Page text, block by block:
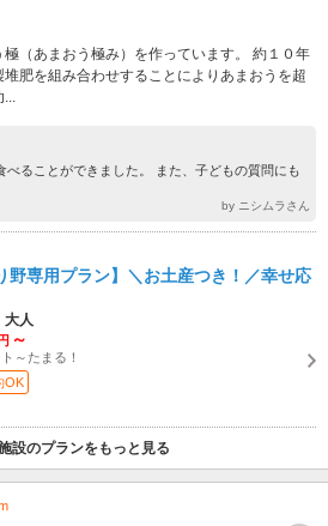
（あまおう極み）を作っています。 約１０年
肥を組み合わせすることによりあまおうを超
...
べることができました。 また、子どもの質問にも
by ニシムラさん
野専用プラン】＼お土産つき！／幸せ応
大人
円 ～
～たまる！
OK
設のプランをもっと見る